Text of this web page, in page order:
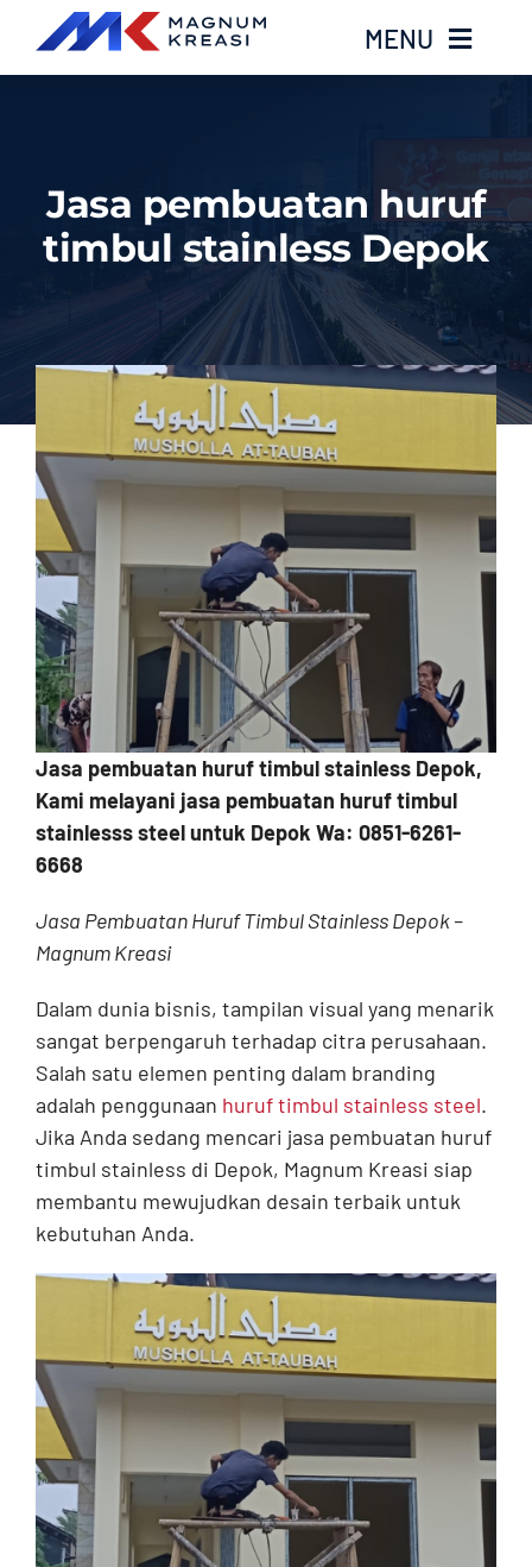
content
MENU
Services
Blog
Contact
Jasa pembuatan huruf
timbul stainless Depok
Jasa pembuatan huruf timbul stainless Depok,
Kami melayani jasa pembuatan huruf timbul
stainlesss steel untuk Depok Wa: 0851-6261-
6668
Jasa Pembuatan Huruf Timbul Stainless Depok –
Magnum Kreasi
Dalam dunia bisnis, tampilan visual yang menarik
sangat berpengaruh terhadap citra perusahaan.
Salah satu elemen penting dalam branding
adalah penggunaan huruf timbul stainless steel.
Jika Anda sedang mencari jasa pembuatan huruf
timbul stainless di Depok, Magnum Kreasi siap
membantu mewujudkan desain terbaik untuk
kebutuhan Anda.